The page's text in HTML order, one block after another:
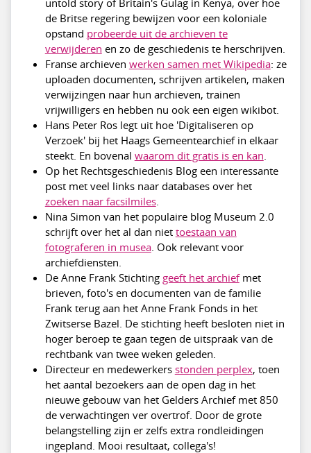
de Britse regering bewijzen voor een koloniale
opstand probeerde uit de archieven te
verwijderen en zo de geschiedenis te herschrijven.
Franse archieven werken samen met Wikipedia: ze
uploaden documenten, schrijven artikelen, maken
verwijzingen naar hun archieven, trainen
vrijwilligers en hebben nu ook een eigen wikibot.
Hans Peter Ros legt uit hoe 'Digitaliseren op
Verzoek' bij het Haags Gemeentearchief in elkaar
steekt. En bovenal waarom dit gratis is en kan
Op het Rechtsgeschiedenis Blog een interessante
post met veel links naar databases over het
zoeken naar facsilmiles.
Nina Simon van het populaire blog Museum 2.0
schrijft over het al dan niet toestaan van
fotograferen in musea. Ook relevant voor
archiefdiensten.
De Anne Frank Stichting geeft het archiefmet
brieven, foto's en documenten van de familie
Frank terug aan het Anne Frank Fonds in het
Zwitserse Bazel. De stichting heeft besloten niet in
hoger beroep te gaan tegen de uitspraak van de
rechtbank van twee weken geleden.
Directeur en medewerkers stonden perplex, toen
het aantal bezoekers aan de open dag in het
nieuwe gebouw van het Gelders Archief met 850
de verwachtingen ver overtrof. Door de grote
belangstelling zijn er zelfs extra rondleidingen
ingepland. Mooi resultaat, collega's!